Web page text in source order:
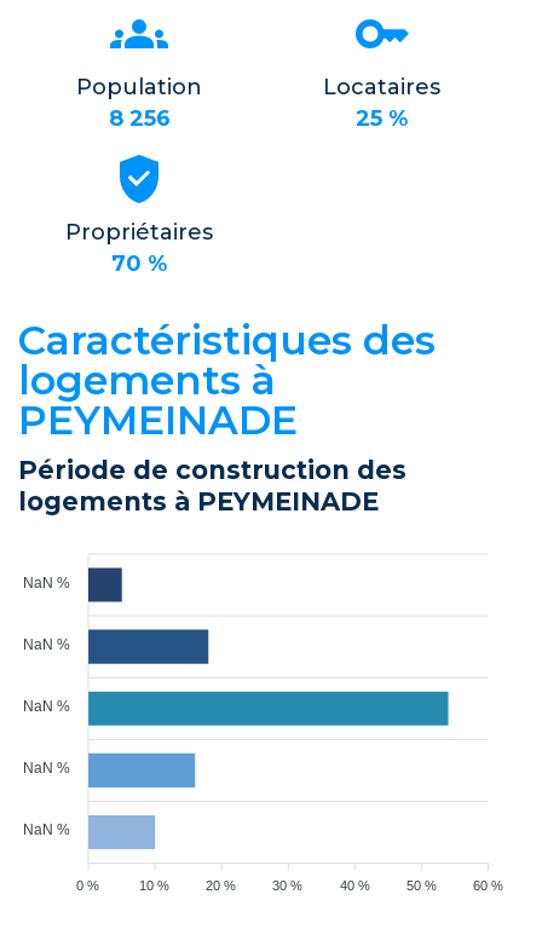
Population
8 256
Locataires
25 %
Propriétaires
70 %
Caractéristiques des
logements à
PEYMEINADE
Période de construction des
logements à PEYMEINADE
NaN %
NaN %
NaN %
NaN %
NaN %
60 %
50 %
40 %
30 %
20 %
10 %
0 %